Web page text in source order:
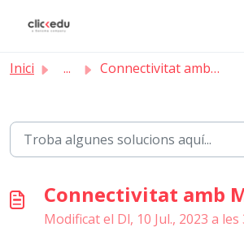
Inici ... Connectivitat amb Moodle
Connectivitat amb
Modificat el Dl, 10 Jul., 2023 a les